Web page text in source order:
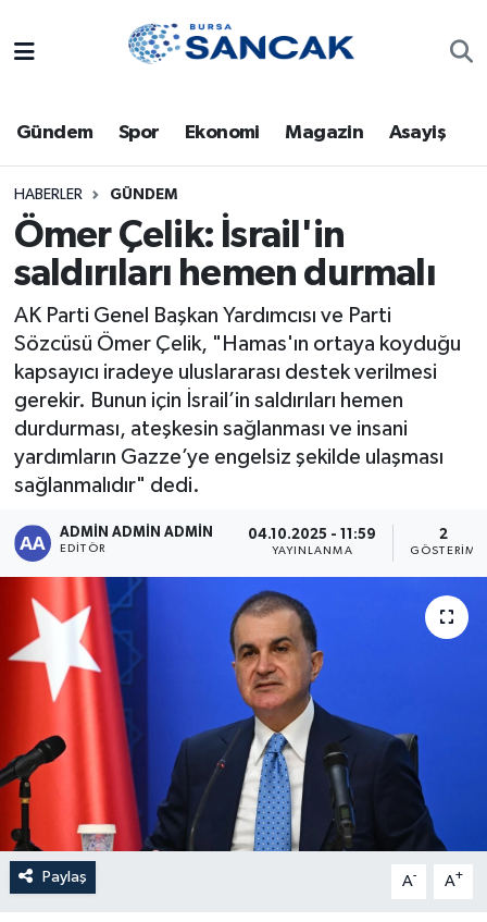
Gündem Spor Ekonomi Magazin Asayiş
HABERLER GÜNDEM
Ömer Çelik: İsrail'in
saldırıları hemen durmalı
AK Parti Genel Başkan Yardımcısı ve Parti
Sözcüsü Ömer Çelik, "Hamas'ın ortaya koyduğu
kapsayıcı iradeye uluslararası destek verilmesi
gerekir. Bunun için İsrail’in saldırıları hemen
durdurması, ateşkesin sağlanması ve insani
yardımların Gazze’ye engelsiz şekilde ulaşması
sağlanmalıdır" dedi.
ADMİN ADMİN ADMİN
EDITÖR
04.10.2025 - 11:59
YAYINLANMA
2
GÖSTERIM
Paylaş A- A+
Bursa
Dünya
Eğitim
Ekonomi
Genel
Sağlık
Siyaset
Spor
Türkiye
Trafik Durumu
Süper Lig Puan Durumu ve Fikstür
Tüm Manşetler
Son Dakika Haberleri
Haber Arşivi